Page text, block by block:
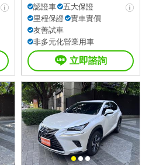
認證車
五大保證
里程保證
實車實價
友善試車
非多元化營業用車
立即諮詢